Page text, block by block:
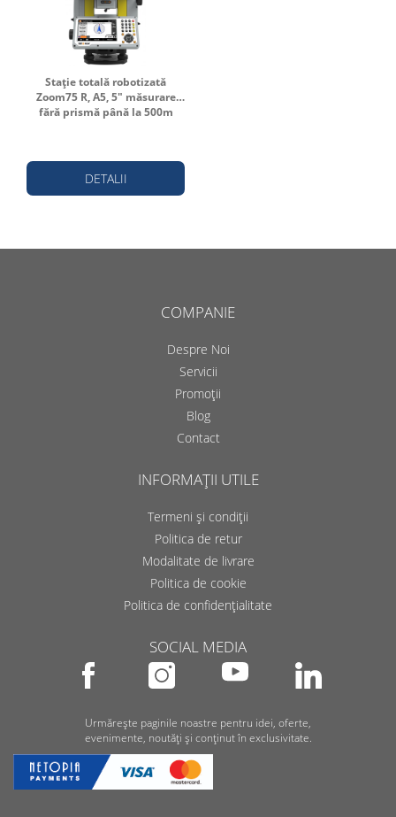
Stație totală robotizată
Zoom75 R, A5, 5" măsurare
fără prismă până la 500m
DETALII
COMPANIE
Despre Noi
Servicii
Promoții
Blog
Contact
INFORMAȚII UTILE
Termeni și condiții
Politica de retur
Modalitate de livrare
Politica de cookie
Politica de confidențialitate
SOCIAL MEDIA
Urmărește paginile noastre pentru idei, oferte,
evenimente, noutăți și conținut în exclusivitate.